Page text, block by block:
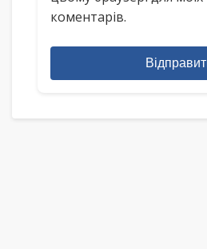
коментарів.